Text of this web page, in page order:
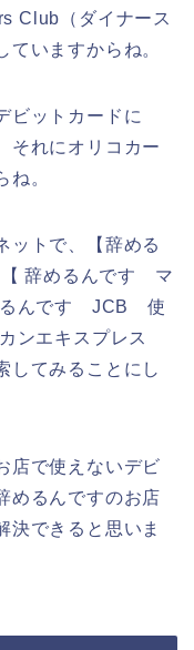
Club（ダイナース
ていますからね。
ビットカードに
それにオリコカー
ね。
ットで、【辞める
辞めるんです マ
るんです JCB 使
ンエキスプレス
してみることにし
店で使えないデビ
めるんですのお店
決できると思いま